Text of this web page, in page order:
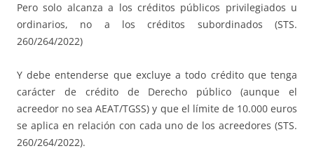
Pero solo alcanza a los créditos públicos privilegiados u
ordinarios, no a los créditos subordinados (STS.
260/264/2022)
Y debe entenderse que excluye a todo crédito que tenga
carácter de crédito de Derecho público (aunque el
acreedor no sea AEAT/TGSS) y que el límite de 10.000 euros
se aplica en relación con cada uno de los acreedores (STS.
260/264/2022).